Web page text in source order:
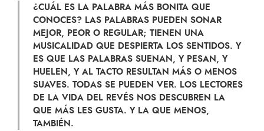
¿CUÁL ES LA PALABRA MÁS BONITA QUE
CONOCES? LAS PALABRAS PUEDEN SONAR
MEJOR, PEOR O REGULAR; TIENEN UNA
MUSICALIDAD QUE DESPIERTA LOS SENTIDOS. Y
ES QUE LAS PALABRAS SUENAN, Y PESAN, Y
HUELEN, Y AL TACTO RESULTAN MÁS O MENOS
SUAVES. TODAS SE PUEDEN VER. LOS LECTORES
DE LA VIDA DEL REVÉS NOS DESCUBREN LA
QUE MÁS LES GUSTA. Y LA QUE MENOS,
TAMBIÉN.